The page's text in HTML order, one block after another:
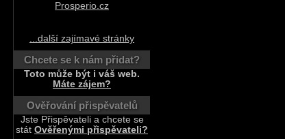
Prosperio.cz
...další zajímavé stránky
Chcete se k nám přidat?
Toto může být i váš web.
Máte zájem?
Ověřování přispěvatelů
Jste Přispěvateli a chcete se
stát Ověřenými přispěvateli?